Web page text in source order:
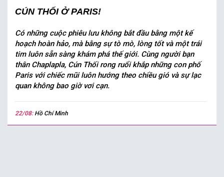
CÚN THỐI Ở PARIS!
Có những cuộc phiêu lưu không bắt đầu bằng một kế
hoạch hoàn hảo, mà bằng sự tò mò, lòng tốt và một trái
tim luôn sẵn sàng khám phá thế giới. Cùng người bạn
thân Chaplapla, Cún Thối rong ruổi khắp những con phố
Paris với chiếc mũi luôn hướng theo chiều gió và sự lạc
quan không bao giờ vơi cạn.
22/08: Hồ Chí Minh